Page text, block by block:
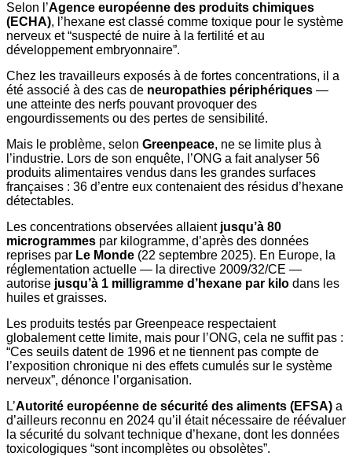
Selon l’Agence européenne des produits chimiques
(ECHA), l’hexane est classé comme toxique pour le système
nerveux et “suspecté de nuire à la fertilité et au
développement embryonnaire”.
Chez les travailleurs exposés à de fortes concentrations, il a
été associé à des cas de neuropathies périphériques —
une atteinte des nerfs pouvant provoquer des
engourdissements ou des pertes de sensibilité.
Mais le problème, selon Greenpeace, ne se limite plus à
l’industrie. Lors de son enquête, l’ONG a fait analyser 56
produits alimentaires vendus dans les grandes surfaces
françaises : 36 d’entre eux contenaient des résidus d’hexane
détectables.
Les concentrations observées allaientjusqu’à 80
microgrammes par kilogramme, d’après des données
reprises par Le Monde (22 septembre 2025). En Europe, la
réglementation actuelle — la directive 2009/32/CE —
autorise jusqu’à 1 milligramme d’hexane par kilo dans les
huiles et graisses.
Les produits testés par Greenpeace respectaient
globalement cette limite, mais pour l’ONG, cela ne suffit pas :
“Ces seuils datent de 1996 et ne tiennent pas compte de
l’exposition chronique ni des effets cumulés sur le système
nerveux”, dénonce l’organisation.
L’Autorité européenne de sécurité des aliments (EFSA) a
d’ailleurs reconnu en 2024 qu’il était nécessaire de réévaluer
la sécurité du solvant technique d’hexane, dont les données
toxicologiques “sont incomplètes ou obsolètes”.